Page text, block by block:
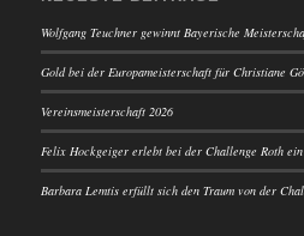
Wolfgang Teuchner gewinnt Bayerische
Gold bei der Europameisterschaft für Christiane
Vereinsmeisterschaft 2026
Felix Hockgeiger erlebt bei der Challenge Roth ein
Barbara Lemtis erfüllt sich den Traum von der